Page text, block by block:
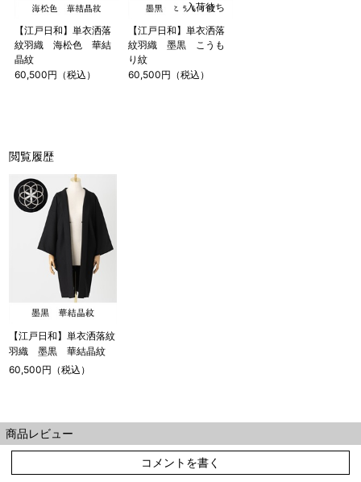
【江戸日和】単衣洒落
紋羽織 海松色 華結
晶紋
60,500円（税込）
入荷待ち
【江戸日和】単衣洒落
紋羽織 墨黒 こうも
り紋
60,500円（税込）
閲覧履歴
【江戸日和】単衣洒落紋
羽織 墨黒 華結晶紋
60,500円（税込）
商品レビュー
コメントを書く